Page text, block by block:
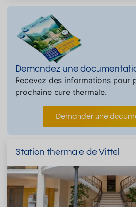
Demandez une
Recevez des informations pour
prochaine cure thermale.
Demander une
Station thermale de Vittel